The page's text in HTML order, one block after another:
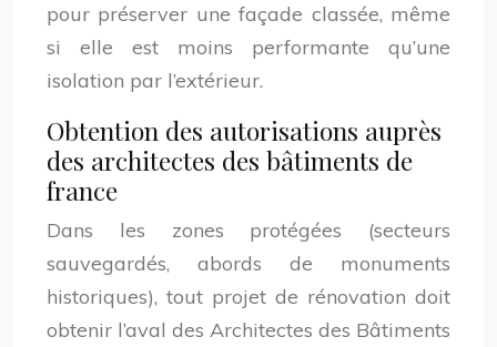
pour préserver une façade classée, même
si elle est moins performante qu’une
isolation par l’extérieur.
Obtention des autorisations auprès
des architectes des bâtiments de
france
Dans les zones protégées (secteurs
sauvegardés, abords de monuments
historiques), tout projet de rénovation doit
obtenir l’aval des Architectes des Bâtiments